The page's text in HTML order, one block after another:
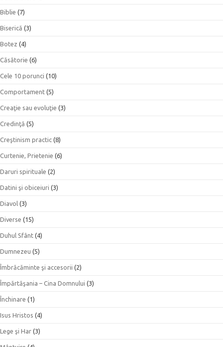
Biblie (7)
Biserică (3)
Botez (4)
Căsătorie (6)
Cele 10 porunci (10)
Comportament (5)
Creaţie sau evoluţie (3)
Credinţă (5)
Creştinism practic (8)
Curtenie, Prietenie (6)
Daruri spirituale (2)
Datini şi obiceiuri (3)
Diavol (3)
Diverse (15)
Duhul Sfânt (4)
Dumnezeu (5)
Îmbrăcăminte şi accesorii (2)
Împărtăşania – Cina Domnului (3)
Închinare (1)
Isus Hristos (4)
Lege şi Har (3)